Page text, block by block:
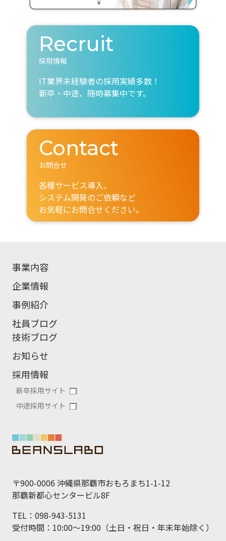
Recruit
採用情報
IT業界未経験者の採用実績多数！
新卒・中途、随時募集中です。
Contact
お問合せ
各種サービス導入、
システム開発のご依頼など
お気軽にお問合せください。
事業内容
企業情報
事例紹介
社員ブログ
技術ブログ
お知らせ
採用情報
新卒採用サイト
中途採用サイト
〒900-0006 沖縄県那覇市おもろまち1-1-12
那覇新都心センタービル8F
TEL：098-943-5131
受付時間：10:00～19:00（土日・祝日・年末年始除く）